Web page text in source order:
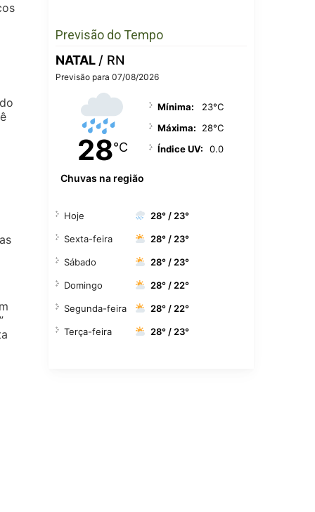
Previsão do Tempo
NATAL / RN
Previsão para 07/08/2026
28°C
Chuvas na região
Mínima:
23°C
Máxima:
28°C
Índice UV:
0.0
Hoje 28° / 23°
Sexta-feira 28° / 23°
Sábado 28° / 23°
Domingo 28° / 22°
Segunda-feira 28° / 22°
Terça-feira 28° / 23°